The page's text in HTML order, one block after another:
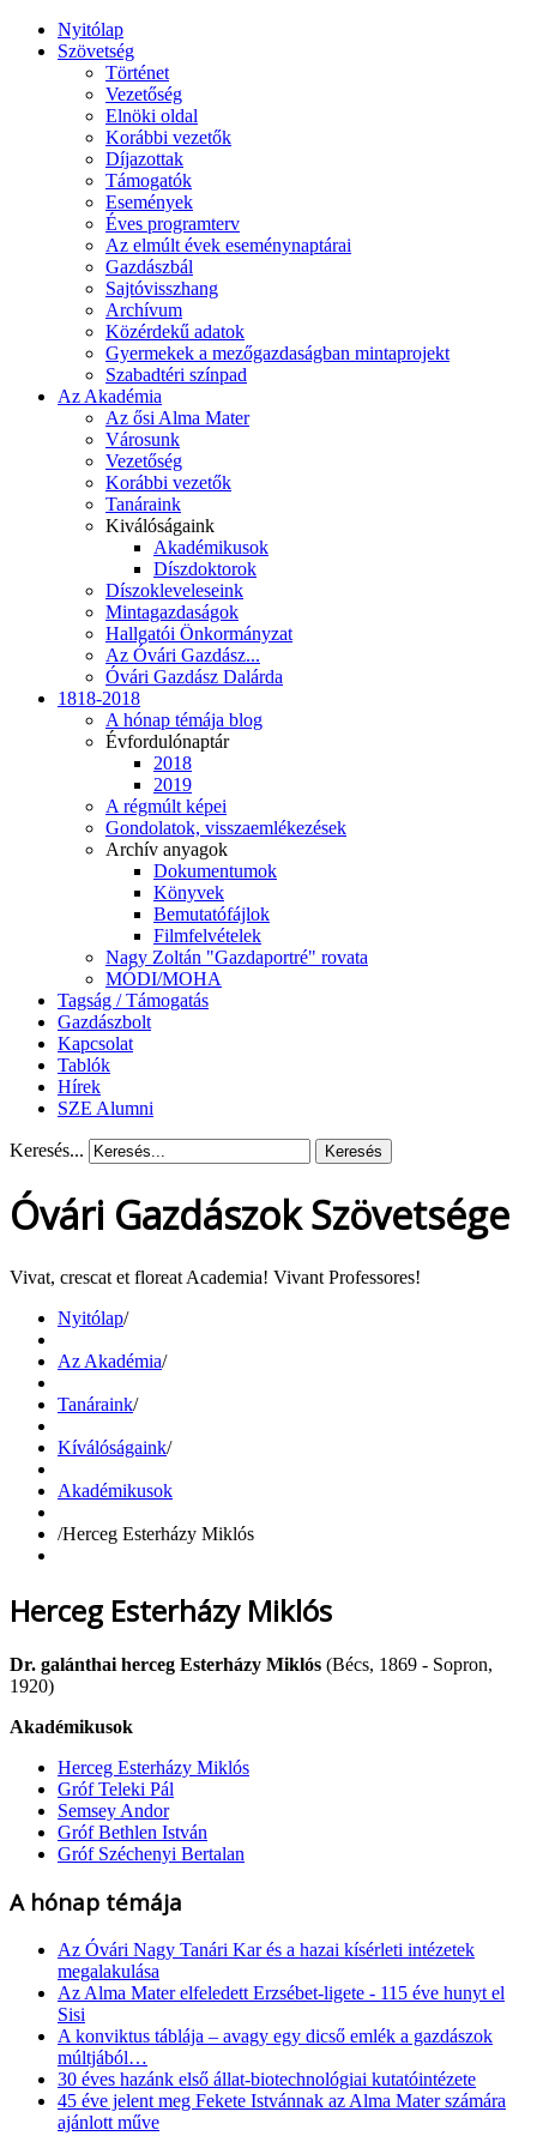
Nyitólap
Szövetség
Történet
Vezetőség
Elnöki oldal
Korábbi vezetők
Díjazottak
Támogatók
Események
Éves programterv
Az elmúlt évek eseménynaptárai
Gazdászbál
Sajtóvisszhang
Archívum
Közérdekű adatok
Gyermekek a mezőgazdaságban mintaprojekt
Szabadtéri színpad
Az Akadémia
Az ősi Alma Mater
Városunk
Vezetőség
Korábbi vezetők
Tanáraink
Kiválóságaink
Akadémikusok
Díszdoktorok
Díszokleveleseink
Mintagazdaságok
Hallgatói Önkormányzat
Az Óvári Gazdász...
Óvári Gazdász Dalárda
1818-2018
A hónap témája blog
Évfordulónaptár
2018
2019
A régmúlt képei
Gondolatok, visszaemlékezések
Archív anyagok
Dokumentumok
Könyvek
Bemutatófájlok
Filmfelvételek
Nagy Zoltán "Gazdaportré" rovata
MÓDI/MOHA
Tagság / Támogatás
Gazdászbolt
Kapcsolat
Tablók
Hírek
SZE Alumni
Keresés... Keresés
Óvári Gazdászok Szövetsége
Vivat, crescat et floreat Academia! Vivant Professores!
Nyitólap/
Az Akadémia/
Tanáraink/
Kíválóságaink/
Akadémikusok
/Herceg Esterházy Miklós
Herceg Esterházy Miklós
Dr. galánthai herceg Esterházy Miklós (Bécs, 1869 - Sopron,
1920)
Akadémikusok
Herceg Esterházy Miklós
Gróf Teleki Pál
Semsey Andor
Gróf Bethlen István
Gróf Széchenyi Bertalan
A hónap témája
Az Óvári Nagy Tanári Kar és a hazai kísérleti intézetek
megalakulása
Az Alma Mater elfeledett Erzsébet-ligete - 115 éve hunyt el
Sisi
A konviktus táblája – avagy egy dicső emlék a gazdászok
múltjából…
30 éves hazánk első állat-biotechnológiai kutatóintézete
45 éve jelent meg Fekete Istvánnak az Alma Mater számára
ajánlott műve